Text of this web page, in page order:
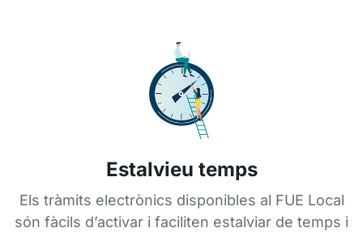
Estalvieu temps
Els tràmits electrònics disponibles al FUE Local
són fàcils d’activar i faciliten estalviar de temps i